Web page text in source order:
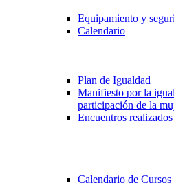
Equipamiento y
Calendario
Plan de Igualdad
Manifiesto por la
participación de la
Encuentros realizados
Calendario de Cursos